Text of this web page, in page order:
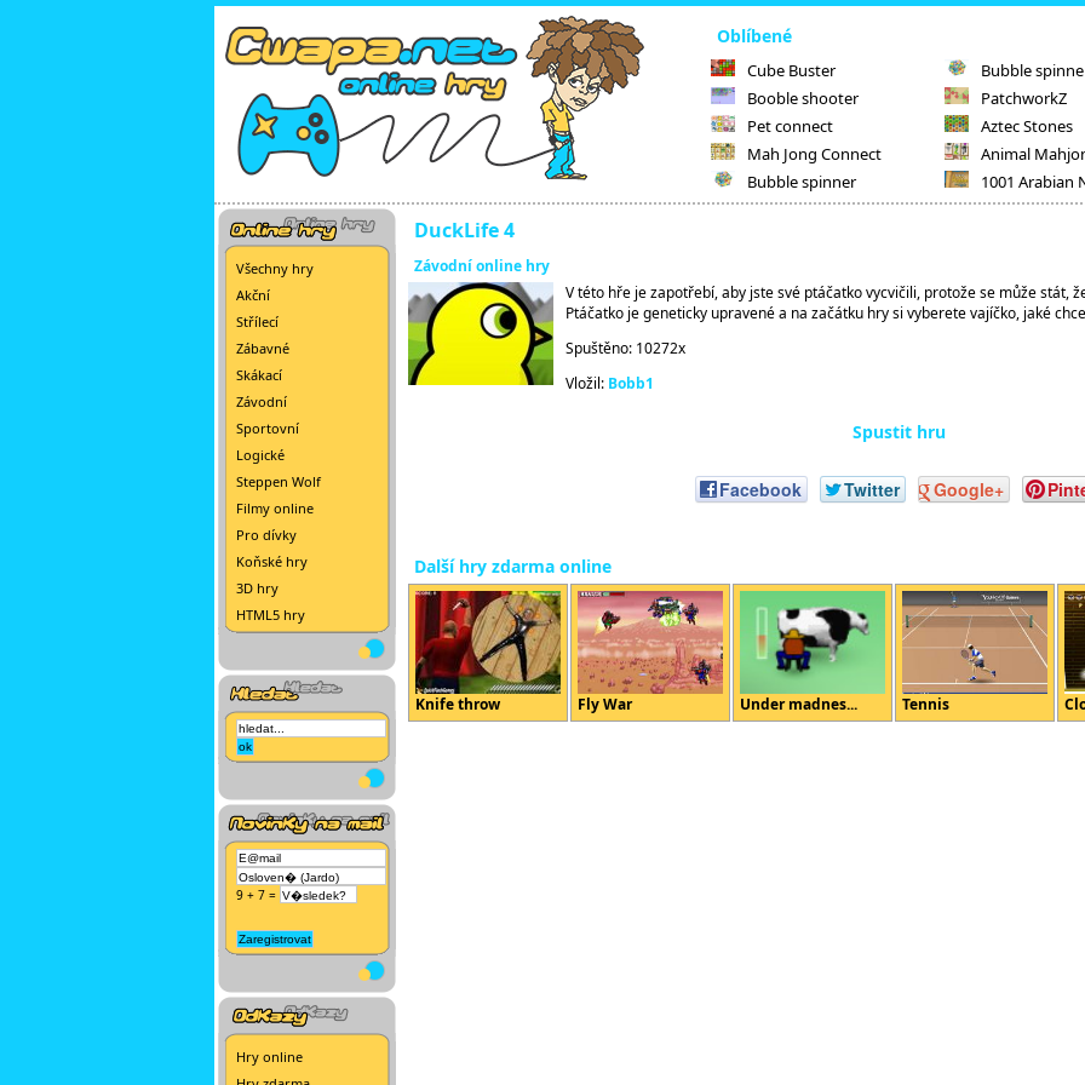
Oblíbené
Cube Buster
Booble shooter
Pet connect
Mah Jong Connect
Bubble spinner
Bubble
PatchworkZ
Aztec Stones
Animal
1001 Arabian
Všechny hry
Akční
Střílecí
Zábavné
Skákací
Závodní
Sportovní
Logické
Steppen Wolf
Filmy online
Pro dívky
Koňské hry
3D hry
HTML5 hry
9 + 7 =
Hry online
DuckLife 4
Závodní online hry
V této hře je zapotřebí, aby jste své ptáčatko vycvičili, protože se může stát,
Ptáčatko je geneticky upravené a na začátku hry si vyberete vajíčko, jaké
Spuštěno: 10272x
Vložil: Bobb1
Spustit hru
Facebook Twitter Google+
Další hry zdarma online
Knife throw Fly War Under madnes... Tennis